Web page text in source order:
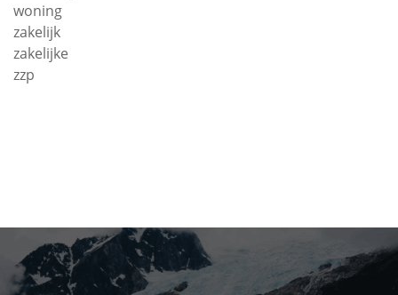
woning
zakelijk
zakelijke
zzp